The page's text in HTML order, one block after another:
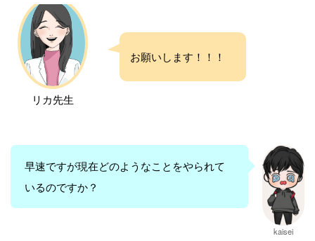
リカ先生
お願いします！！！
早速ですが現在どのようなことをやられて
いるのですか？
kaisei